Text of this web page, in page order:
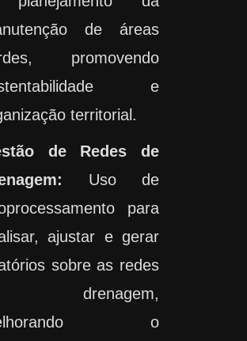
de áreas
promovendo
e
territorial.
de Redes de
Uso de
para
ajustar e gerar
sobre as redes
drenagem,
o